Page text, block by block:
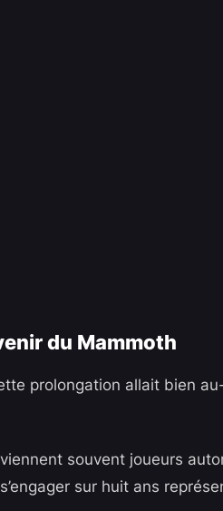
du Mammoth
prolongation allait bien
souvent joueurs
sur huit ans